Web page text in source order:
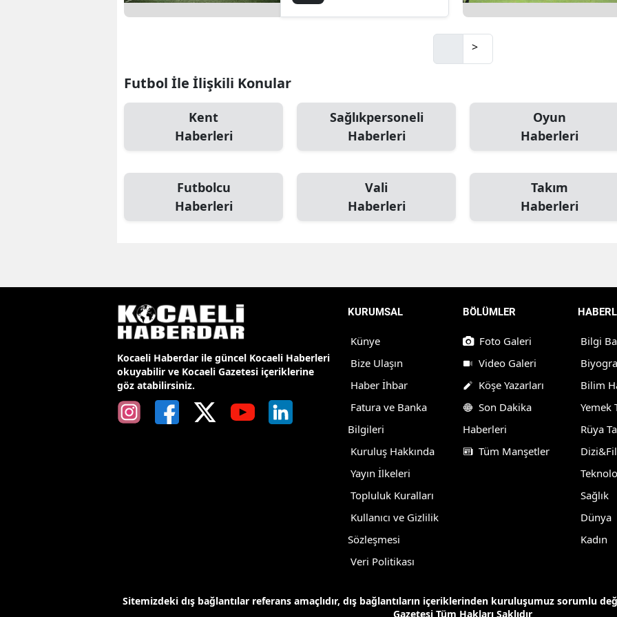
>
Futbol İle İlişkili Konular
Kent
Haberleri
Sağlıkpersoneli
Haberleri
Oyun
Haberleri
Futbolcu
Haberleri
Vali
Haberleri
Takım
Haberleri
Kocaeli Haberdar ile güncel Kocaeli Haberleri
okuyabilir ve Kocaeli Gazetesi içeriklerine
göz atabilirsiniz.
KURUMSAL
Künye
Bize Ulaşın
Haber İhbar
Fatura ve Banka
Bilgileri
Kuruluş Hakkında
Yayın İlkeleri
Topluluk Kuralları
Kullanıcı ve Gizlilik
Sözleşmesi
Veri Politikası
BÖLÜMLER
Foto Galeri
Video Galeri
Köşe Yazarları
Son Dakika
Haberleri
Tüm Manşetler
Bilgi
Bilim
Yemek
Rüya
Sağlık
Dünya
Kadın
Sitemizdeki dış bağlantılar referans amaçlıdır, dış bağlantıların içeriklerinden kuruluşumuz sorumlu
Gazetesi Tüm Hakları Saklıdır